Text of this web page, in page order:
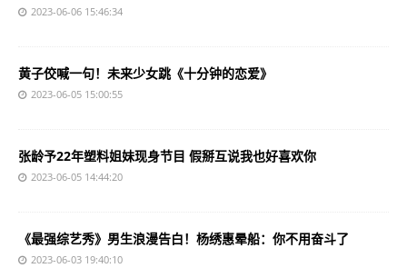
2023-06-06 15:46:34
黄子佼喊一句！未来少女跳《十分钟的恋爱》
2023-06-05 15:00:55
张龄予22年塑料姐妹现身节目 假掰互说我也好喜欢你
2023-06-05 14:44:20
《最强综艺秀》男生浪漫告白！杨绣惠晕船：你不用奋斗了
2023-06-03 19:40:10